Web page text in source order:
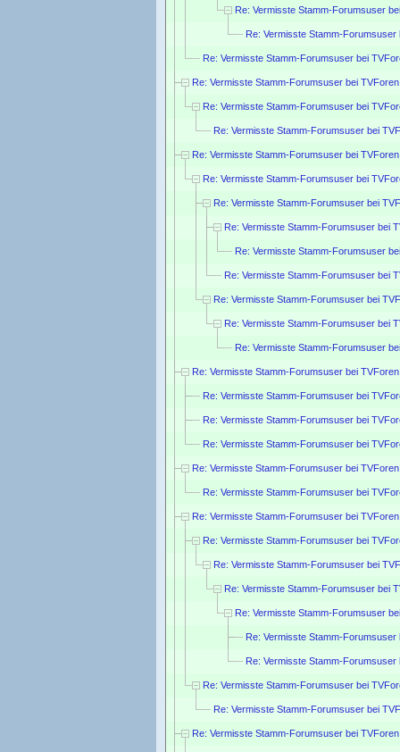
Re: Vermisste Stamm-Forumsuser
Re: Vermisste Stamm-Forumsuser
Re: Vermisste Stamm-Forumsuser bei
Re: Vermisste Stamm-Forumsuser bei
Re: Vermisste Stamm-Forumsuser bei
Re: Vermisste Stamm-Forumsuser bei
Re: Vermisste Stamm-Forumsuser bei
Re: Vermisste Stamm-Forumsuser bei
Re: Vermisste Stamm-Forumsuser bei
Re: Vermisste Stamm-Forumsuser bei
Re: Vermisste Stamm-Forumsuser
Re: Vermisste Stamm-Forumsuser bei
Re: Vermisste Stamm-Forumsuser bei
Re: Vermisste Stamm-Forumsuser bei
Re: Vermisste Stamm-Forumsuser
Re: Vermisste Stamm-Forumsuser bei
Re: Vermisste Stamm-Forumsuser bei
Re: Vermisste Stamm-Forumsuser bei
Re: Vermisste Stamm-Forumsuser bei
Re: Vermisste Stamm-Forumsuser bei
Re: Vermisste Stamm-Forumsuser bei
Re: Vermisste Stamm-Forumsuser bei
Re: Vermisste Stamm-Forumsuser bei
Re: Vermisste Stamm-Forumsuser bei
Re: Vermisste Stamm-Forumsuser bei
Re: Vermisste Stamm-Forumsuser
Re: Vermisste Stamm-Forumsuser
Re: Vermisste Stamm-Forumsuser
Re: Vermisste Stamm-Forumsuser bei
Re: Vermisste Stamm-Forumsuser bei
Re: Vermisste Stamm-Forumsuser bei